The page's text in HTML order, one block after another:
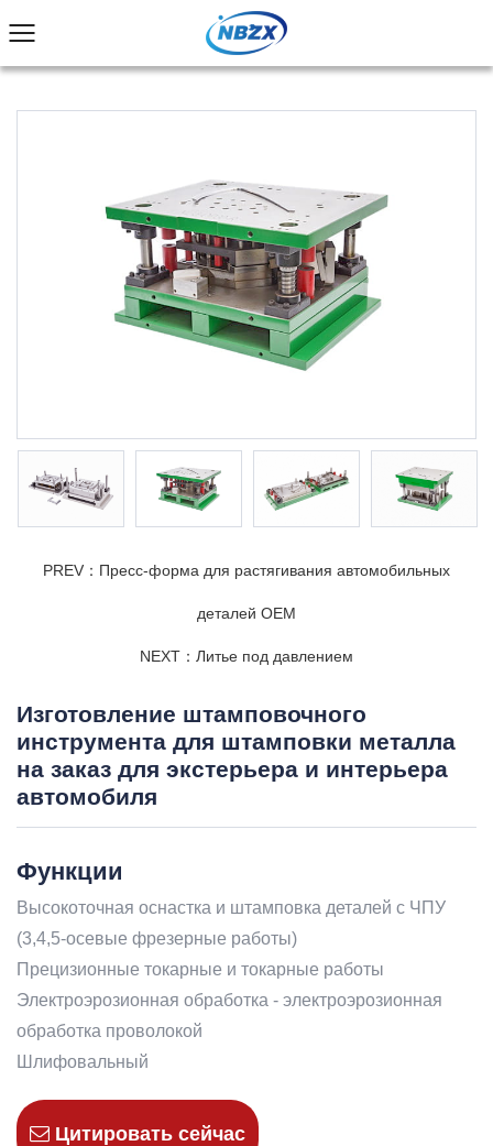
PREV：Пресс-форма для растягивания автомобильных
деталей OEM
NEXT：Литье под давлением
Изготовление штамповочного
инструмента для штамповки металла
на заказ для экстерьера и интерьера
автомобиля
Функции
Высокоточная оснастка и штамповка деталей с ЧПУ
(3,4,5-осевые фрезерные работы)
Прецизионные токарные и токарные работы
Электроэрозионная обработка - электроэрозионная
обработка проволокой
Шлифовальный
Цитировать сейчас